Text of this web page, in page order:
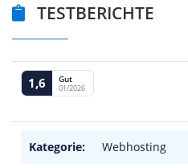
TESTBERICHTE
1,6 Gut
01/2026
Kategorie: Webhosting